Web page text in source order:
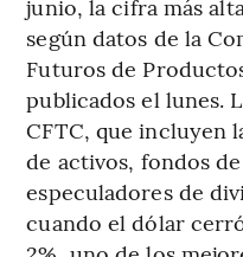
junio, la cifra más
según datos de la
Futuros de
publicados el lunes.
CFTC, que incluyen
de activos, fondos
especuladores de
cuando el dólar